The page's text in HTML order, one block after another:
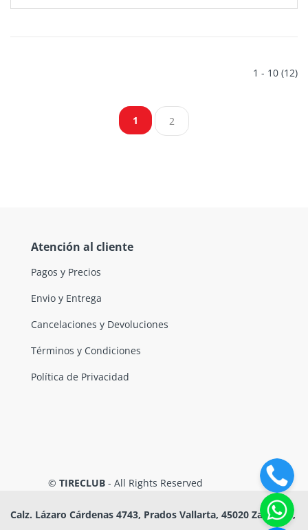
1 - 10 (12)
1 2
Atención al cliente
Pagos y Precios
Envio y Entrega
Cancelaciones y Devoluciones
Términos y Condiciones
Política de Privacidad
© TIRECLUB - All Rights Reserved
Calz. Lázaro Cárdenas 4743, Prados Vallarta, 45020 Zapopan,